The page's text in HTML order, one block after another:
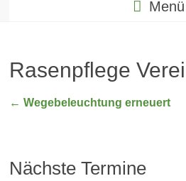
Menü
Rasenpflege
← Wegebeleuchtung erneuert
Nächste Termine